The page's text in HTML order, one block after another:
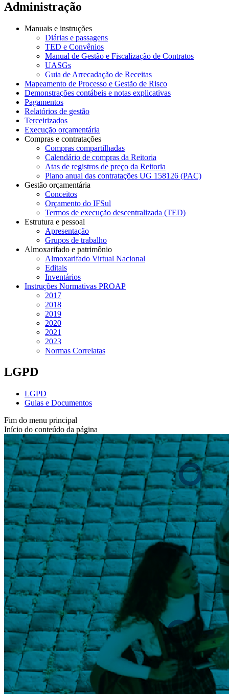
Administração
Manuais e instruções
Diárias e passagens
TED e Convênios
Manual de Gestão e Fiscalização de Contratos
UASGs
Guia de Arrecadação de Receitas
Mapeamento de Processo e Gestão de Risco
Demonstrações contábeis e notas explicativas
Pagamentos
Relatórios de gestão
Terceirizados
Execução orçamentária
Compras e contratações
Compras compartilhadas
Calendário de compras da Reitoria
Atas de registros de preço da Reitoria
Plano anual das contratações UG 158126 (PAC)
Gestão orçamentária
Conceitos
Orçamento do IFSul
Termos de execução descentralizada (TED)
Estrutura e pessoal
Apresentação
Grupos de trabalho
Almoxarifado e patrimônio
Almoxarifado Virtual Nacional
Editais
Inventários
Instruções Normativas PROAP
2017
2018
2019
2020
2021
2023
Normas Correlatas
LGPD
LGPD
Guias e Documentos
Fim do menu principal
Início do conteúdo da página